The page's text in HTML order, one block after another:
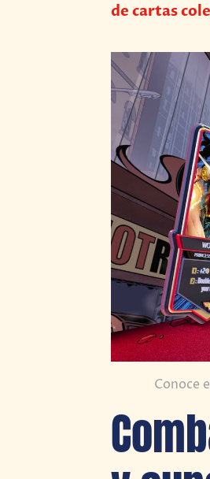
de cartas
Conoce